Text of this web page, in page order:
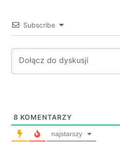
Subscribe
8 KOMENTARZY
najstarszy